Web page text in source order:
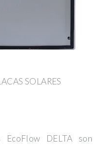
SOLARES
EcoFlow DELTA son